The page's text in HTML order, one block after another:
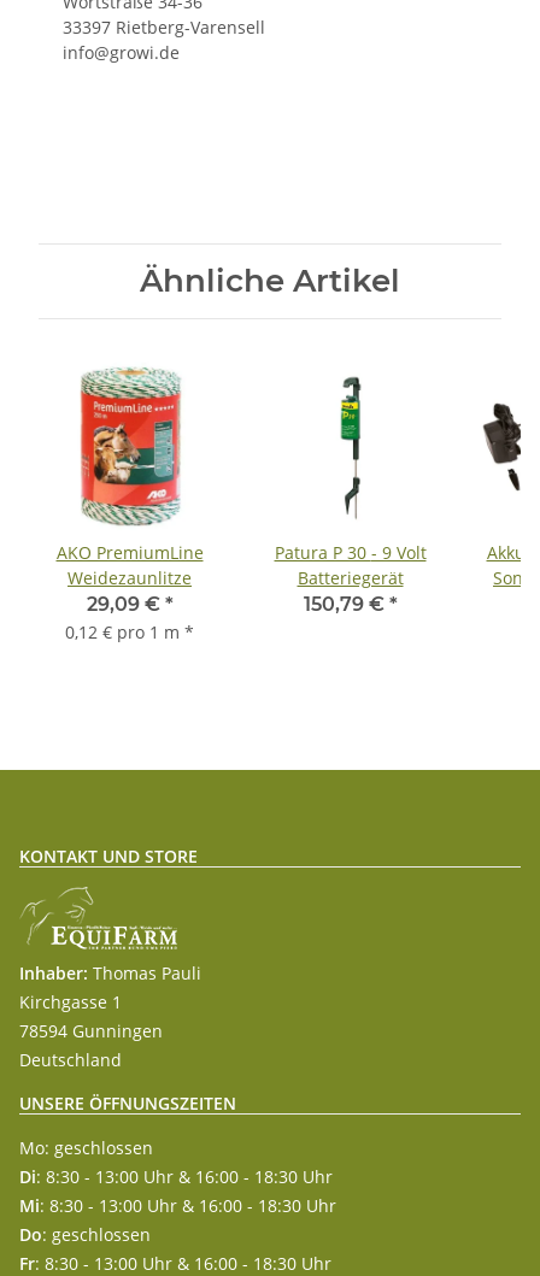
33397 Rietberg-Varensell
info@growi.de
Ähnliche Artikel
AKO PremiumLine
Weidezaunlitze
29,09 € *
0,12 € pro 1 m *
Patura P 30 - 9 Volt
Batteriegerät
150,79 € *
Akku-
KONTAKT UND STORE
Inhaber: Thomas Pauli
Kirchgasse 1
78594 Gunningen
Deutschland
UNSERE ÖFFNUNGSZEITEN
Mo: geschlossen
Di: 8:30 - 13:00 Uhr & 16:00 - 18:30 Uhr
Mi: 8:30 - 13:00 Uhr & 16:00 - 18:30 Uhr
Do: geschlossen
Fr: 8:30 - 13:00 Uhr & 16:00 - 18:30 Uhr